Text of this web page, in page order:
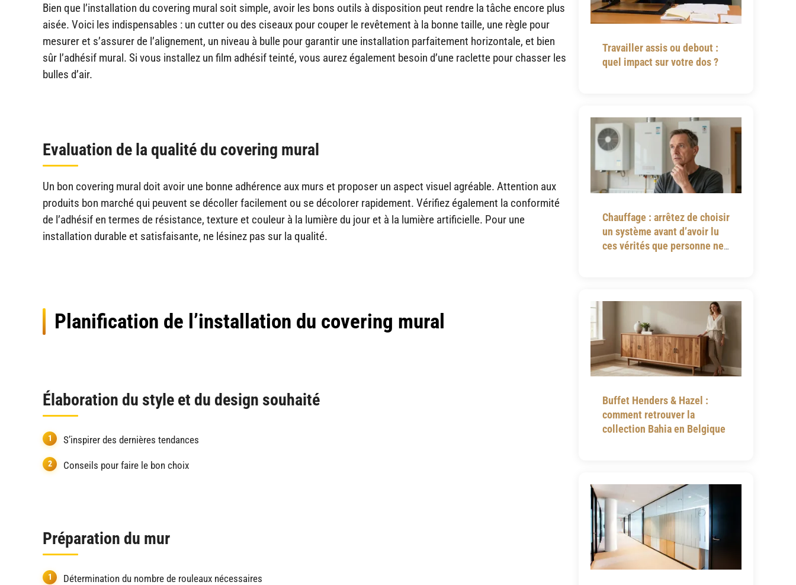
Bien que l’installation du covering mural soit simple, avoir les bons outils à disposition peut rendre la tâche encore plus
aisée. Voici les indispensables : un cutter ou des ciseaux pour couper le revêtement à la bonne taille, une règle pour
mesurer et s’assurer de l’alignement, un niveau à bulle pour garantir une installation parfaitement horizontale, et bien
sûr l’adhésif mural. Si vous installez un film adhésif teinté, vous aurez également besoin d’une raclette pour chasser les
bulles d’air.
Evaluation de la qualité du covering mural
Un bon covering mural doit avoir une bonne adhérence aux murs et proposer un aspect visuel agréable. Attention aux
produits bon marché qui peuvent se décoller facilement ou se décolorer rapidement. Vérifiez également la conformité
de l’adhésif en termes de résistance, texture et couleur à la lumière du jour et à la lumière artificielle. Pour une
installation durable et satisfaisante, ne lésinez pas sur la qualité.
Planification de l’installation du covering mural
Élaboration du style et du design souhaité
S’inspirer des dernières tendances
Conseils pour faire le bon choix
Préparation du mur
Détermination du nombre de rouleaux nécessaires
Travailler assis ou debout :
quel impact sur votre dos ?
Chauffage : arrêtez de choisir
un système avant d’avoir lu
ces vérités que personne ne
Buffet Henders & Hazel :
comment retrouver la
collection Bahia en Belgique